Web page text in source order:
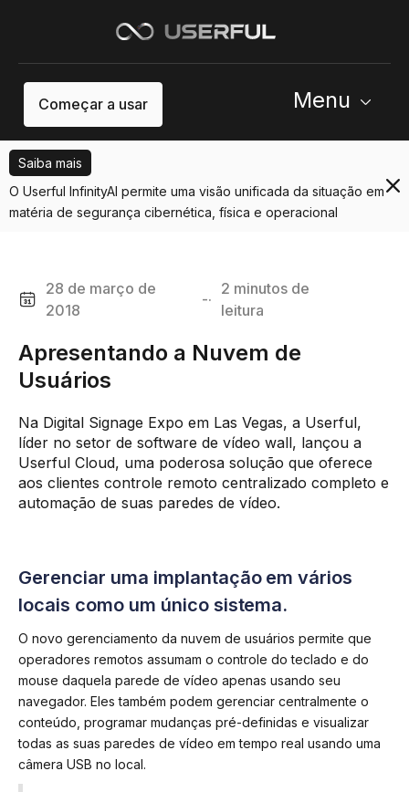
Começar a usar Menu
Saiba mais
O Userful InfinityAI permite uma visão unificada da situação em
matéria de segurança cibernética, física e operacional
28 de março de
2018
-·
2 minutos de
leitura
Apresentando a Nuvem de
Usuários
Na Digital Signage Expo em Las Vegas, a Userful,
líder no setor de software de vídeo wall, lançou a
Userful Cloud, uma poderosa solução que oferece
aos clientes controle remoto centralizado completo e
automação de suas paredes de vídeo.
Gerenciar uma implantação em vários
locais como um único sistema.
O novo gerenciamento da nuvem de usuários permite que
operadores remotos assumam o controle do teclado e do
mouse daquela parede de vídeo apenas usando seu
navegador. Eles também podem gerenciar centralmente o
conteúdo, programar mudanças pré-definidas e visualizar
todas as suas paredes de vídeo em tempo real usando uma
câmera USB no local.